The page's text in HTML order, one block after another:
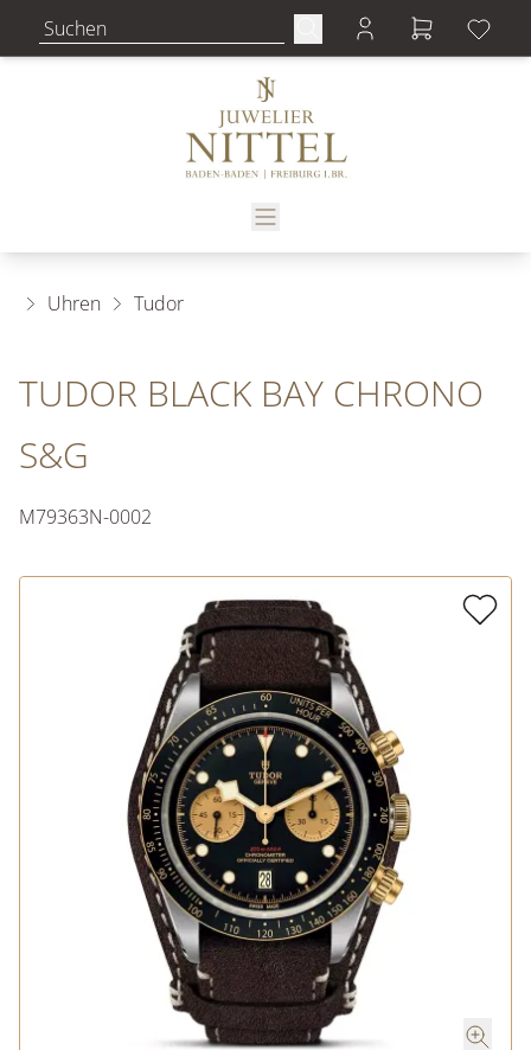
Uhren Tudor
TUDOR BLACK BAY CHRONO
S&G
M79363N-0002